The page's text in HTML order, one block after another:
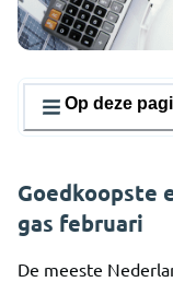
Op deze
februari
2. Goedkoopste
Goedkoopste
gas februari
De meeste